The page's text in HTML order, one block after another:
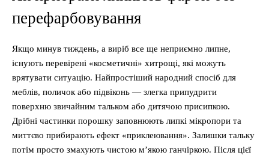
перефарбовування
Якщо минув тиждень, а виріб все ще неприємно липне,
існують перевірені «косметичні» хитрощі, які можуть
врятувати ситуацію. Найпростіший народний спосіб для
меблів, поличок або підвіконь — злегка припудрити
поверхню звичайним тальком або дитячою присипкою.
Дрібні частинки порошку заповнюють липкі мікропори та
миттєво прибирають ефект «приклеювання». Залишки тальку
потім просто змахують чистою м’якою ганчіркою. Після цієї